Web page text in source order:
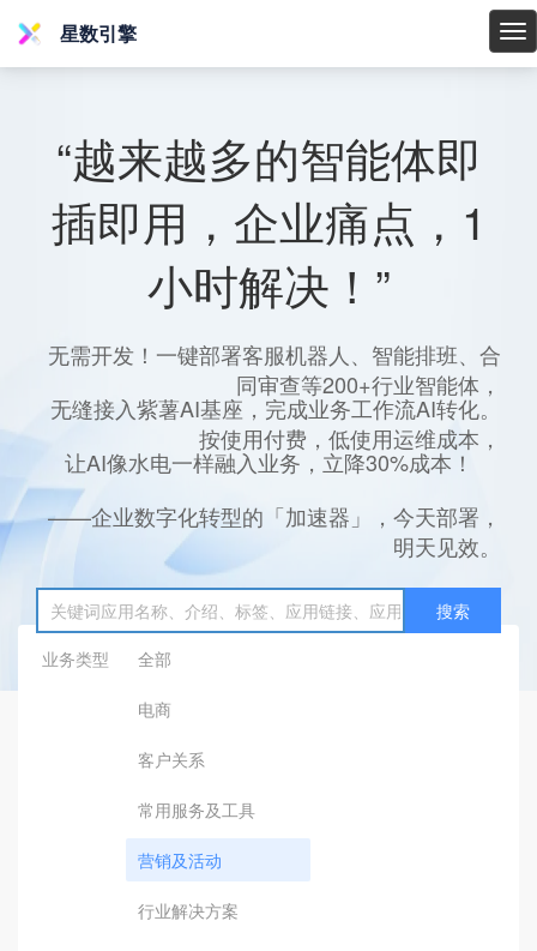
星
星数引擎
“越来越多的智能体即
插即用，企业痛点，1
小时解决！”
无需开发！一键部署客服机器人、智能排班、合
同审查等200+行业智能体，
无缝接入紫薯AI基座，完成业务工作流AI转化。
按使用付费，低使用运维成本，
让AI像水电一样融入业务，立降30%成本！
——企业数字化转型的「加速器」，今天部署，
明天见效。
搜索
业务类型
全部
电商
客户关系
常用服务及工具
营销及活动
行业解决方案